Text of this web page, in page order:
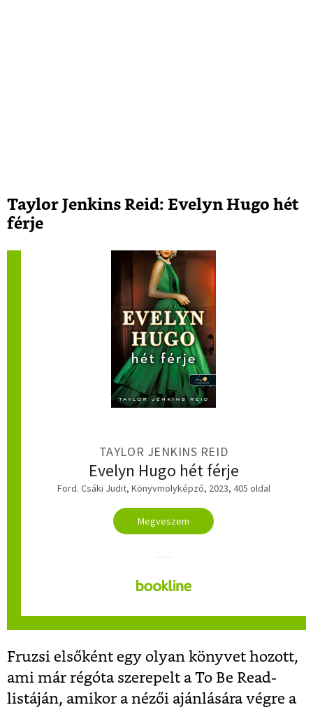
Taylor Jenkins Reid: Evelyn Hugo hét
férje
TAYLOR JENKINS REID
Evelyn Hugo hét férje
Ford. Csáki Judit, Könyvmolyképző, 2023, 405 oldal
Megveszem
Fruzsi elsőként egy olyan könyvet hozott,
ami már régóta szerepelt a To Be Read-
listáján, amikor a nézői ajánlására végre a